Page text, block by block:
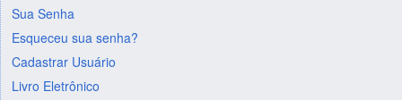
Sua Senha
Esqueceu sua senha?
Cadastrar Usuário
Livro Eletrônico